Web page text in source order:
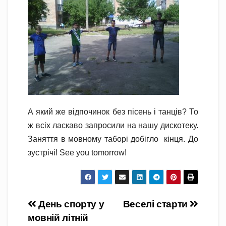
А який же відпочинок без пісень і танців? То
ж всіх ласкаво запросили на нашу дискотеку.
Заняття в мовному таборі добігло кінця. До
зустрічі! See you tomorrow!
Навігація
Веселі старти
День спорту у
мовній літній